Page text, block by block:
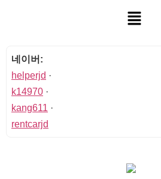
네이버:
helperjd ·
k14970 ·
kang611 ·
rentcarjd